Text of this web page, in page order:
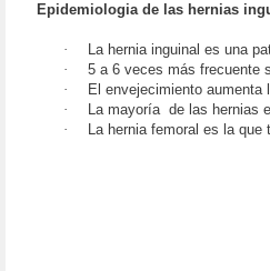
Epidemiologia de las hernias
·
La hernia inguinal es una
·
5 a 6 veces más frecuente
·
El envejecimiento aumenta
·
La mayoría de las hernias
·
La hernia femoral es la